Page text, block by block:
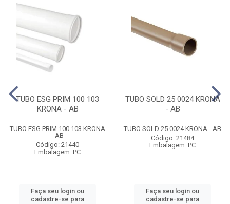
TUBO ESG PRIM 100 103
KRONA - AB
TUBO ESG PRIM 100 103 KRONA
- AB
Código: 21440
Embalagem: PC
Faça seu login ou
cadastre-se para
TUBO SOLD 25 0024 KRONA
- AB
TUBO SOLD 25 0024 KRONA - AB
Código: 21484
Embalagem: PC
Faça seu login ou
cadastre-se para